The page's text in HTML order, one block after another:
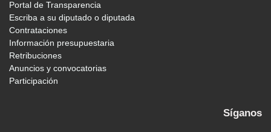
Portal de Transparencia
Escriba a su diputado o diputada
Contrataciones
Información presupuestaria
Retribuciones
Anuncios y convocatorias
Participación
Síganos